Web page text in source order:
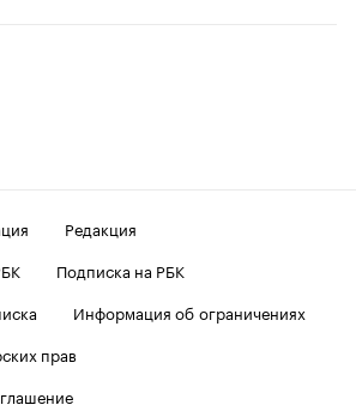
Редакция
Подписка на РБК
Информация об ограничениях
прав